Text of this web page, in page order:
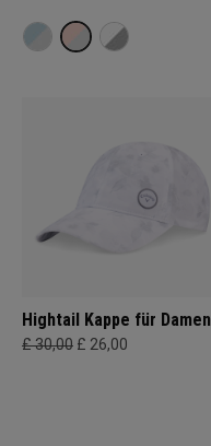
Hightail Kappe für Damen
£ 30,00 £ 26,00